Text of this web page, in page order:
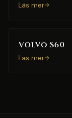
Läs mer
Volvo S60
Läs mer